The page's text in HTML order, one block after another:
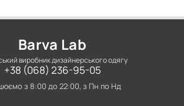
Barva Lab
виробник дизайнерського одягу
+38 (068) 236-95-05
з 8:00 до 22:00, з Пн по Нд